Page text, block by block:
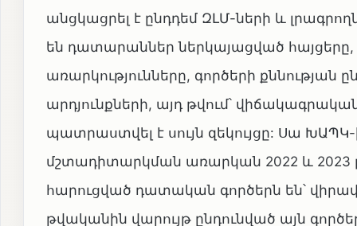
անցկացրել է ընդդեմ ԶԼՄ-ների և
են դատարաններ ներկայացված
առարկությունները, գործերի
արդյունքների, այդ թվում՝
պատրաստվել է սույն զեկույցը: Սա
մշտադիտարկման առարկան 2022 և 2023
հարուցված դատական գործերն են՝
թվականին վարույթ ընդունված այն